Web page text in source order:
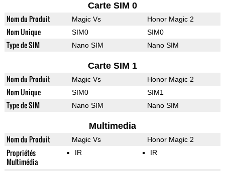
Carte SIM 0
Nom du Produit Magic Vs Honor Magic 2
Nom Unique SIM0 SIM0
Type de SIM Nano SIM Nano SIM
Carte SIM 1
Nom du Produit Magic Vs Honor Magic 2
Nom Unique SIM0 SIM1
Type de SIM Nano SIM Nano SIM
Multimedia
Nom du Produit Magic Vs Honor Magic 2
Propriétés
Multimédia
IR IR